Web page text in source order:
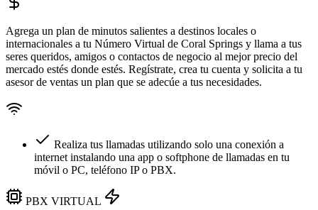
Agrega un plan de minutos salientes a destinos locales o
internacionales a tu Número Virtual de Coral Springs y llama a tus
seres queridos, amigos o contactos de negocio al mejor precio del
mercado estés donde estés. Regístrate, crea tu cuenta y solicita a tu
asesor de ventas un plan que se adecúe a tus necesidades.
Realiza tus llamadas utilizando solo una conexión a
internet instalando una app o softphone de llamadas en tu
móvil o PC, teléfono IP o PBX.
PBX VIRTUAL